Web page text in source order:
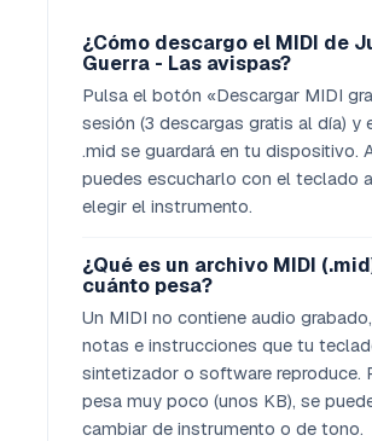
¿Cómo descargo el MIDI de
Guerra - Las avispas?
Pulsa el botón «Descargar MIDI
sesión (3 descargas gratis al día) y
.mid se guardará en tu dispositivo.
puedes escucharlo con el teclado
elegir el instrumento.
¿Qué es un archivo MIDI
cuánto pesa?
Un MIDI no contiene audio
notas e instrucciones que tu
sintetizador o software reproduce.
pesa muy poco (unos KB), se
cambiar de instrumento o de tono.